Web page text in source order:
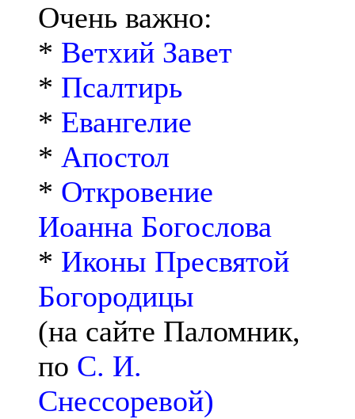
Очень важно:
* Ветхий Завет
* Псалтирь
* Евангелие
* Апостол
* Откровение
Иоанна Богослова
* Иконы Пресвятой
Богородицы
(на сайте Паломник,
по С. И.
Снессоревой)